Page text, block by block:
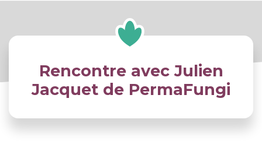
Rencontre avec Julien
Jacquet de PermaFungi